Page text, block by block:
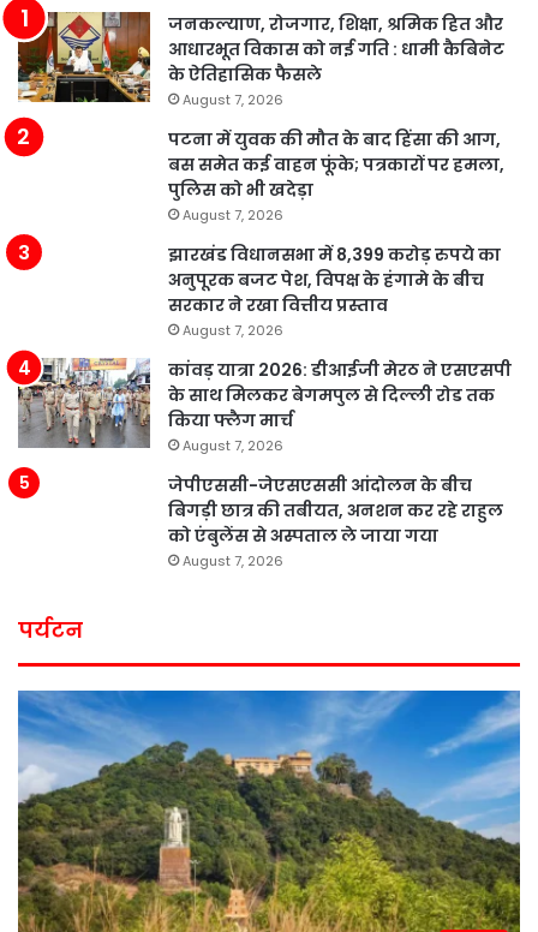
जनकल्याण, रोजगार, शिक्षा, श्रमिक हित और
आधारभूत विकास को नई गति : धामी कैबिनेट
के ऐतिहासिक फैसले
August 7, 2026
पटना में युवक की मौत के बाद हिंसा की आग,
बस समेत कई वाहन फूंके; पत्रकारों पर हमला,
पुलिस को भी खदेड़ा
August 7, 2026
झारखंड विधानसभा में 8,399 करोड़ रुपये का
अनुपूरक बजट पेश, विपक्ष के हंगामे के बीच
सरकार ने रखा वित्तीय प्रस्ताव
August 7, 2026
कांवड़ यात्रा 2026: डीआईजी मेरठ ने एसएसपी
के साथ मिलकर बेगमपुल से दिल्ली रोड तक
किया फ्लैग मार्च
August 7, 2026
जेपीएससी-जेएसएससी आंदोलन के बीच
बिगड़ी छात्र की तबीयत, अनशन कर रहे राहुल
को एंबुलेंस से अस्पताल ले जाया गया
August 7, 2026
पर्यटन